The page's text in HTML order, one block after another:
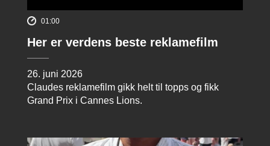
01:00
Her er verdens beste reklamefilm
26. juni 2026
Claudes reklamefilm gikk helt til topps og fikk
Grand Prix i Cannes Lions.